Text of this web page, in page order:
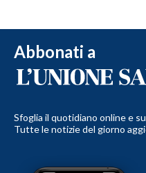
Abbonati a
Sfoglia il quotidiano online e
Tutte le notizie del giorno